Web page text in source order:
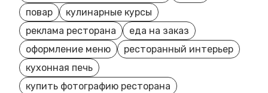
повар
кулинарные курсы
реклама ресторана
еда на заказ
оформление меню
ресторанный интерьер
кухонная печь
купить фотографию ресторана